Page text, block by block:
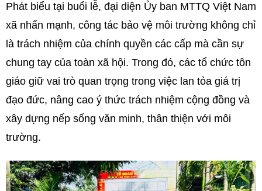
Phát biểu tại buổi lễ, đại diện Ủy ban MTTQ Việt Nam
xã nhấn mạnh, công tác bảo vệ môi trường không chỉ
là trách nhiệm của chính quyền các cấp mà cần sự
chung tay của toàn xã hội. Trong đó, các tổ chức tôn
giáo giữ vai trò quan trọng trong việc lan tỏa giá trị
đạo đức, nâng cao ý thức trách nhiệm cộng đồng và
xây dựng nếp sống văn minh, thân thiện với môi
trường.